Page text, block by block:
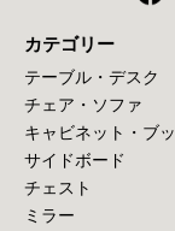
カテゴリー
テーブル・デスク
チェア・ソファ
キャビネット・ブ
サイドボード
チェスト
ミラー